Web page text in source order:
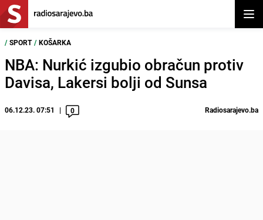
/ SPORT / KOŠARKA
NBA: Nurkić izgubio obračun protiv
Davisa, Lakersi bolji od Sunsa
06.12.23. 07:51 0 Radiosarajevo.ba